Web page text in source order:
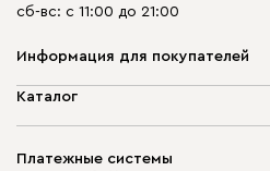
сб-вс: с 11:00 до 21:00
Информация для покупателей
О компании
Способы оплаты
Каталог
Корпусная мебель
Платежные системы